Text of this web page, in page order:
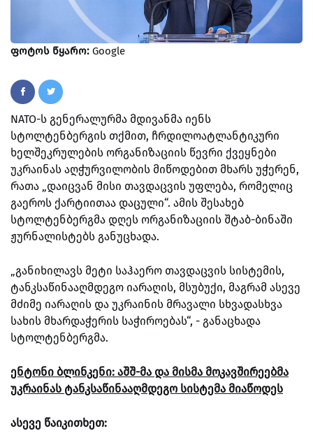
ფოტოს წყარო: Google
NATO-ს გენერალურმა მდივანმა იენს
სტოლტენბერგის თქმით, ჩრდილოატლანტიკური
ხელშეკრულების ორგანიზაციის წევრი ქვეყნები
უკრაინას აღჭურვილობის მიწოდებით მხარს უჭერენ,
რათა „დაიცვან მისი თავდაცვის უფლება, რომელიც
გაეროს ქარტიითაა დაცული“. ამის შესახებ
სტოლტენბერგმა დღეს ორგანიზაციის შტაბ-ბინაში
ჟურნალისტებს განუცხადა.
„განიხილავს მეტი საჰაერო თავდაცვის სისტემის,
ტანკსაწინააღმდეგო იარაღის, მსუბუქი, მაგრამ ასევე
მძიმე იარაღის და უკრაინის მრავალი სხვადასხვა
სახის მხარდაჭერის საჭიროებას“, - განაცხადა
სტოლტენბერგმა.
ენტონი ბლინკენი: აშშ-მა და მისმა მოკავშირეებმა
უკრაინას ტანკსაწინააღმდეგო სისტემა მიაწოდეს
ასევე წაიკითხეთ: